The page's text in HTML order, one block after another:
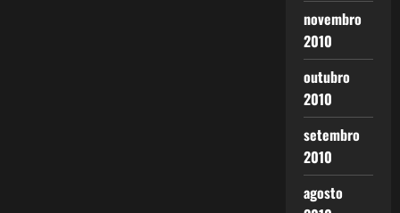
novembro
2010
outubro
2010
setembro
2010
agosto